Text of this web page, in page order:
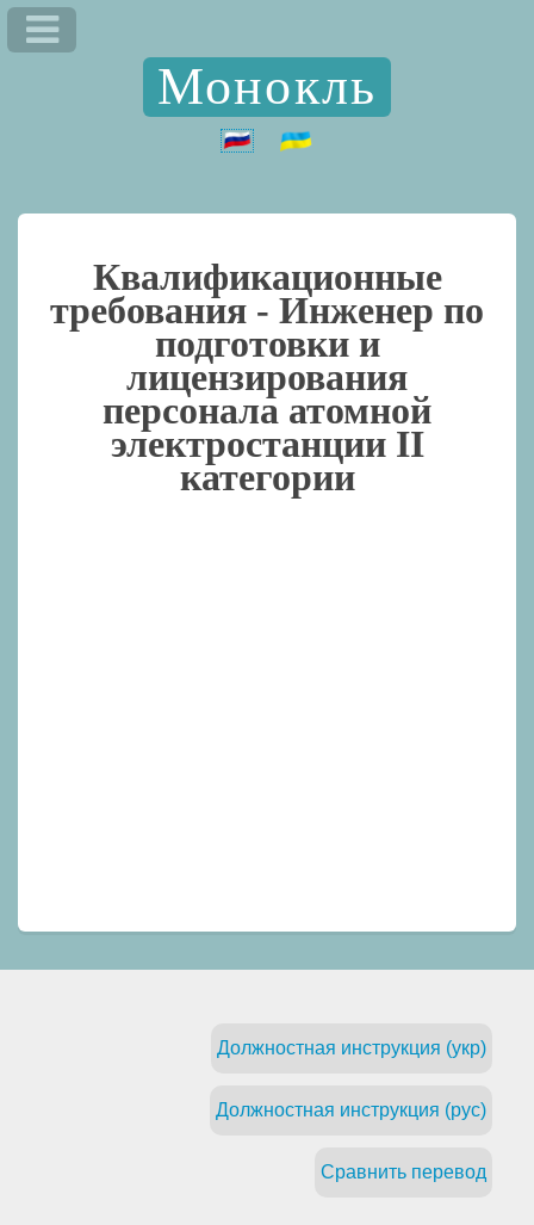
Монокль
Квалификационные
требования - Инженер по
подготовки и
лицензирования
персонала атомной
электростанции II
категории
Должностная инструкция (укр)
Должностная инструкция (рус)
Сравнить перевод